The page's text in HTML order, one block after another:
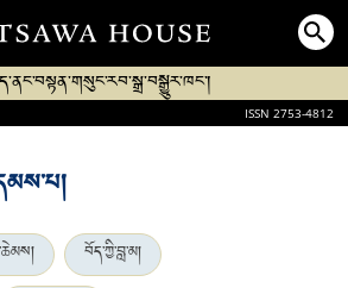
ISSN 2753-4812
བོད་ཀྱི་བླ་མ།